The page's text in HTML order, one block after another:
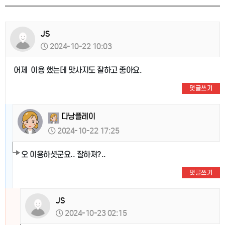
JS
2024-10-22 10:03
어제 이용 했는데 맛사지도 잘하고 좋아요.
댓글쓰기
다낭플레이
2024-10-22 17:25
오 이용하셧군요.. 잘하져?..
댓글쓰기
JS
2024-10-23 02:15